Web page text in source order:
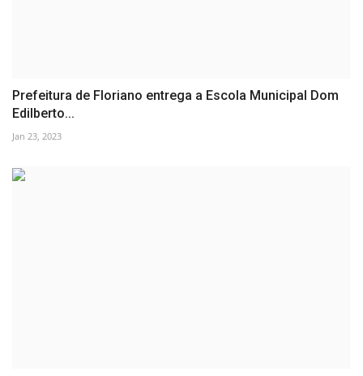
Prefeitura de Floriano entrega a Escola Municipal Dom
Edilberto...
Jan 23, 2023